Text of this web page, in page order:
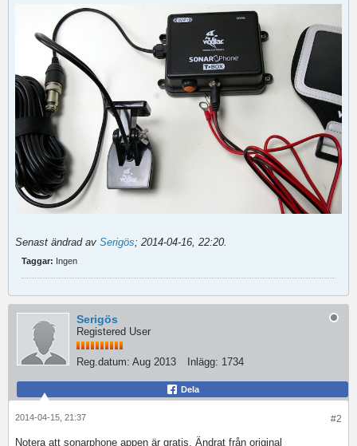
Senast ändrad av Serigös; 2014-04-16, 22:20
Taggar: Ingen
Serigös
Registered User
Reg.datum: Aug 2013 Inlägg: 1734
Dela
#2
2014-04-15, 21:37
Notera att sonarphone appen är gratis. Ändrat från original